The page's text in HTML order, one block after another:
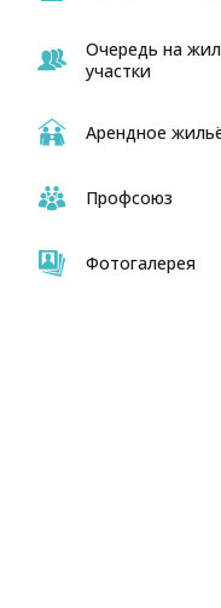
Очередь на
участки
Арендное
Профсоюз
Фотогалерея